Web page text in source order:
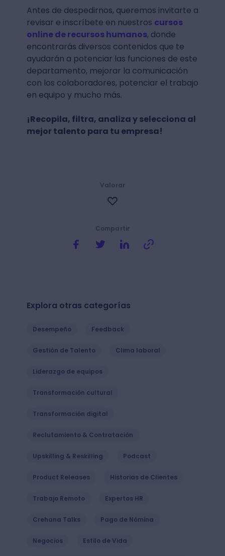
Antes de despedirnos, queremos invitarte a
revisar e inscríbete en nuestros cursos
online de recursos humanos, donde
encontrarás diversos contenidos que te
ayudarán a potenciar las funciones de este
departamento, mejorar la comunicación
con los colaboradores, potenciar el trabajo
en equipo y mucho más.
¡Recopila, filtra, analiza y selecciona al
mejor talento para tu empresa!
Compartir
Valorar
Explora otras categorías
Desempeño Feedback
Gestión de Talento Clima laboral
Liderazgo de equipos
Transformación cultural
Transformación digital
Reclutamiento & Contratación
Upskilling & Reskilling Podcast
Product Releases Historias de Clientes
Trabajo Remoto Expertos HR
Crehana Talks Pago de Nómina
Negocios Estilo de Vida